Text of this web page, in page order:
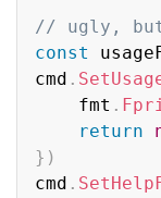
// ugly, but
const
cmd .
	fmt
.
return
} )
cmd .